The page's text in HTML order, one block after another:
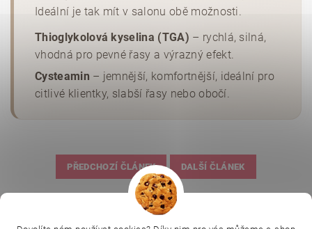
Ideální je tak mít v salonu obě možnosti.
Thioglykolová kyselina (TGA) – rychlá, silná,
vhodná pro pevné řasy a výrazný efekt.
Cysteamin – jemnější, komfortnější, ideální pro
citlivé klientky, slabší řasy nebo obočí.
PŘEDCHOZÍ ČLÁNEK DALŠÍ ČLÁNEK
L.C.P. Paris |